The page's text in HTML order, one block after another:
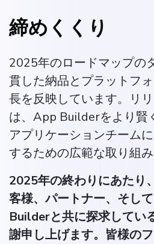
締めくくり
2025年のロードマップの
貫した納品とプラットフ
長を反映しています。リ
は、App Builderをより賢
アプリケーションチーム
するための広範な取り組み
2025年の終わりにあたり
客様、パートナー、そし
Builderと共に探求してい
謝申し上げます。皆様の